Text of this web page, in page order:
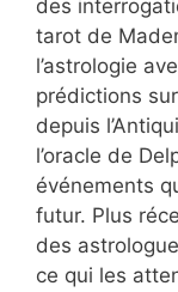
des
tarot de
l’astrologie
prédictions sur
depuis
l’oracle de
événements
futur. Plus
des
ce qui les